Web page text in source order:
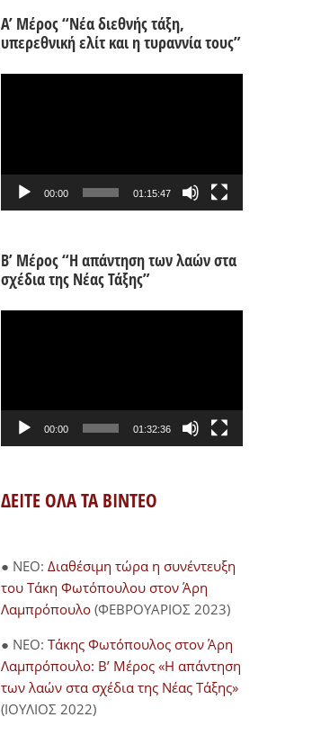
Α’ Μέρος “Νέα διεθνής τάξη,
υπερεθνική ελίτ και η τυραννία τους”
00:00 01:15:47
Β’ Μέρος “Η απάντηση των λαών στα
σχέδια της Νέας Τάξης”
00:00 01:32:36
ΔΕΙΤΕ ΟΛΑ ΤΑ ΒΙΝΤΕΟ
● NEO: Διαθέσιμη τώρα η συνέντευξη
του Τάκη Φωτόπουλου στον Άρη
Λαμπρόπουλο(ΦΕΒΡΟΥΑΡΙΟΣ 2023)
● NEO: Τάκης Φωτόπουλος στον Άρη
Λαμπρόπουλο: Β’ Μέρος «Η απάντηση
των λαών στα σχέδια της Νέας Τάξης»
(ΙΟΥΛΙΟΣ 2022)